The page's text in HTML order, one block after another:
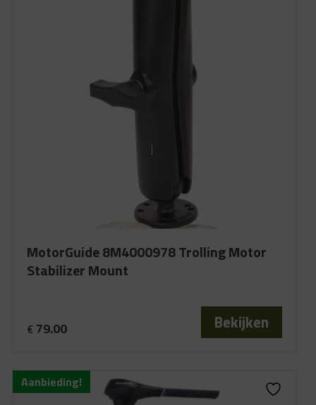
MotorGuide 8M4000978 Trolling Motor
Stabilizer Mount
€ 79.00 Bekijken
Aanbieding!